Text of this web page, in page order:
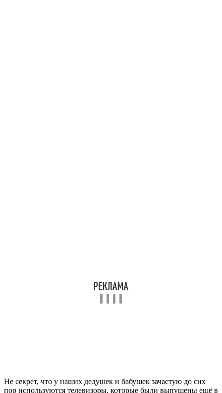
Не секрет, что у наших дедушек и бабушек зачастую до сих
пор используются телевизоры, которые были выпущены ещё в